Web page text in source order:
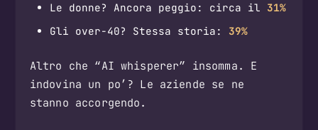
Le donne? Ancora peggio: circa il 31%
Gli over-40? Stessa storia: 39%
Altro che “AI whisperer” insomma. E
indovina un po’? Le aziende se ne
stanno accorgendo.